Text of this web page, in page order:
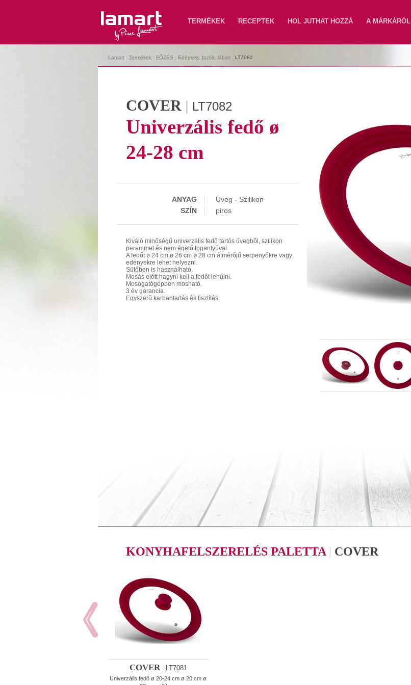
Lamart TERMÉKEK RECEPTEK HOL JUTHAT HOZZÁ A MÁRKÁRÓL
Lamart Termékek FŐZÉS Edények, fazék, lábas LT7082
COVER | LT7082
Univerzális fedő ø
24-28 cm
ANYAG
Üveg - Szilikon
SZÍN
piros
Kiváló minőségű univerzális fedő tartós üvegből, szilikon
peremmel és nem égető fogantyúval.
A fedőt ø 24 cm ø 26 cm ø 28 cm átmérőjű serpenyőkre vagy
edényekre lehet helyezni.
Sütőben is használható.
Mosás előtt hagyni kell a fedőt lehűlni.
Mosogatógépben mosható.
3 év garancia.
Egyszerű karbantartás és tisztítás.
KONYHAFELSZERELÉS PALETTA | COVER
COVER| LT7081
Univerzális fedő ø 20-24 cm ø 20 cm ø